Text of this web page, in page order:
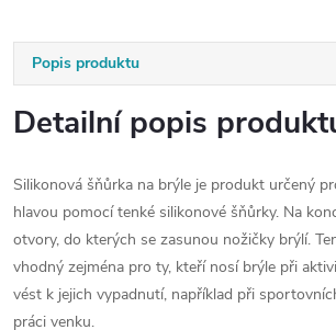
Popis produktu
Detailní popis
Silikonová šňůrka na brýle je produkt určený
hlavou pomocí tenké silikonové šňůrky. Na
otvory, do kterých se zasunou nožičky brýlí.
vhodný zejména pro ty, kteří nosí brýle při
vést k jejich vypadnutí, například při
práci venku.